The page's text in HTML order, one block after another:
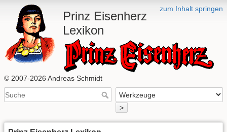
zum Inhalt springen
Prinz Eisenherz
Lexikon
© 2007-2026 Andreas Schmidt
>